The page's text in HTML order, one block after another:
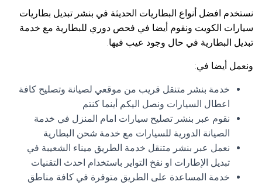
نستخدم افضل أنواع البطاريات الحديثة في بنشر تبديل بطاريات
سيارات الكويت ونقوم أيضا في فحص دوري للبطارية مع خدمة
تبديل البطارية في حال وجود عيب فيها.
ونعمل أيضا في:
خدمة بنشر متنقل قريب من موقعي لصيانة وتصليح كافة
اعطال السيارات ونصل اليكم أينما كنتم
نقوم عبر بنشر تصليح سيارات امام المنزل في خدمة
الصيانة الدورية للسيارات مع خدمة شحن البطارية
نعمل عبر بنشر متنقل خدمة الطريق ميناء الشعيبة في
تبديل الإطارات او نفخ التواير باستخدام احدث التقنيات
خدمة المساعدة على الطريق متوفرة في كافة مناطق